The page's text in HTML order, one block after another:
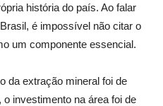
história do país. Ao falar
é impossível não citar o
um componente essencial.
da extração mineral foi de
investimento na área foi de